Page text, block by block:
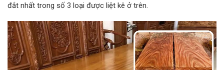
đắt nhất trong số 3 loại được liệt kê ở trên.